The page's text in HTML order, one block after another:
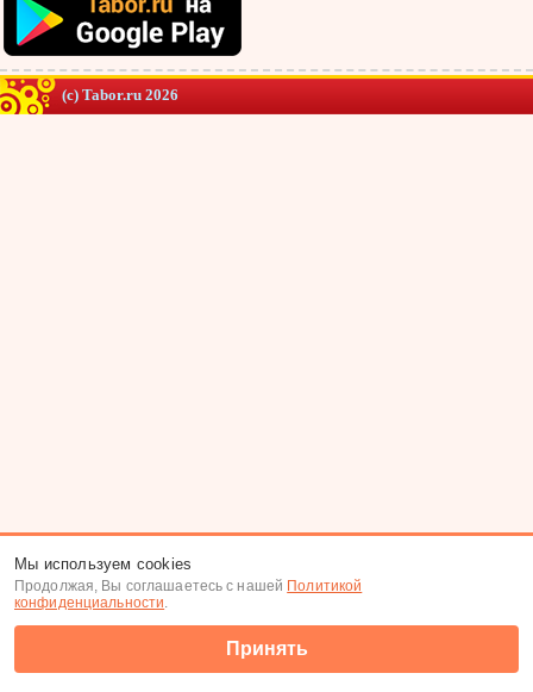
(c) Tabor.ru 2026
Мы используем cookies
Продолжая, Вы соглашаетесь с нашей Политикой
конфиденциальности.
Принять